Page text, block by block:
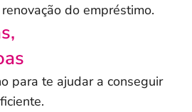
do empréstimo.
para te ajudar a conseguir